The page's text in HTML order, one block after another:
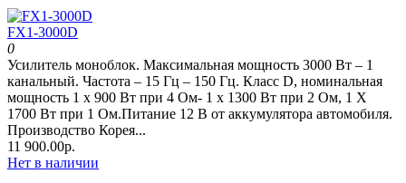
FX1-3000D
0
Усилитель моноблок. Максимальная мощность 3000 Вт – 1
канальный. Частота – 15 Гц – 150 Гц. Класс D, номинальная
мощность 1 x 900 Вт при 4 Oм- 1 x 1300 Вт при 2 Oм, 1 Х
1700 Вт при 1 Ом.Питание 12 В от аккумулятора автомобиля.
Производство Корея...
11 900.00р.
Нет в наличии